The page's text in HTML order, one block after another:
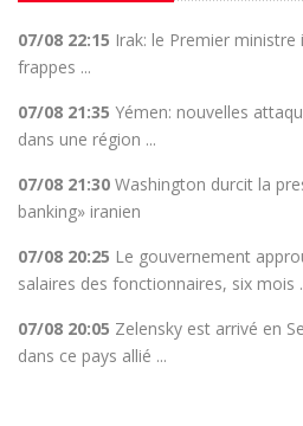
07/08 22:15 Irak: le Premier ministre
frappes ...
07/08 21:35 Yémen: nouvelles
dans une région ...
07/08 21:30 Washington durcit la
banking» iranien
07/08 20:25 Le gouvernement
salaires des fonctionnaires, six mois
07/08 20:05 Zelensky est arrivé en
dans ce pays allié ...